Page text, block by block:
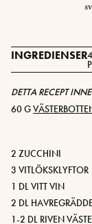
INGREDIENSER4
DETTA RECEPT
60 G
2 ZUCCHINI
3 VITLÖKSKLYFTOR
1 DL VITT VIN
2 DL
1-2 DL RIVEN